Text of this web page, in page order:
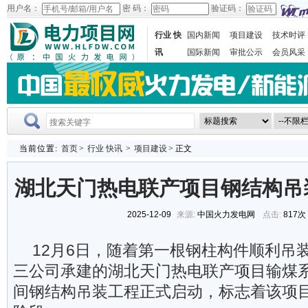
用户名： 密 码： 验证码：
行业 快
讯
国内新闻 项目建设
技术时评
国际新闻
审批公示 会员风采
当前位置: 首页> 行业 快讯 > 项目建设> 正文
湖北天门热电联产项目钢结构
2025-12-09 来源: 中国火力发电网 点击: 817次
12月6日，随着第一根钢柱构件顺利吊
三公司承建的湖北天门热电联产项目输煤
间钢结构吊装工程正式启动，标志着该项